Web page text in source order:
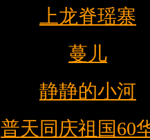
上龙脊瑶寨
蔓儿
静静的小河
普天同庆祖国60